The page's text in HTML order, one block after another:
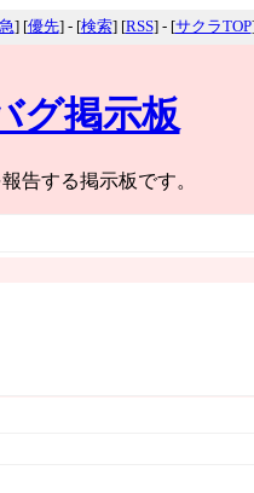
] [優先] - [検索] [RSS] - [サクラTOP
グ掲示板
告する掲示板です。